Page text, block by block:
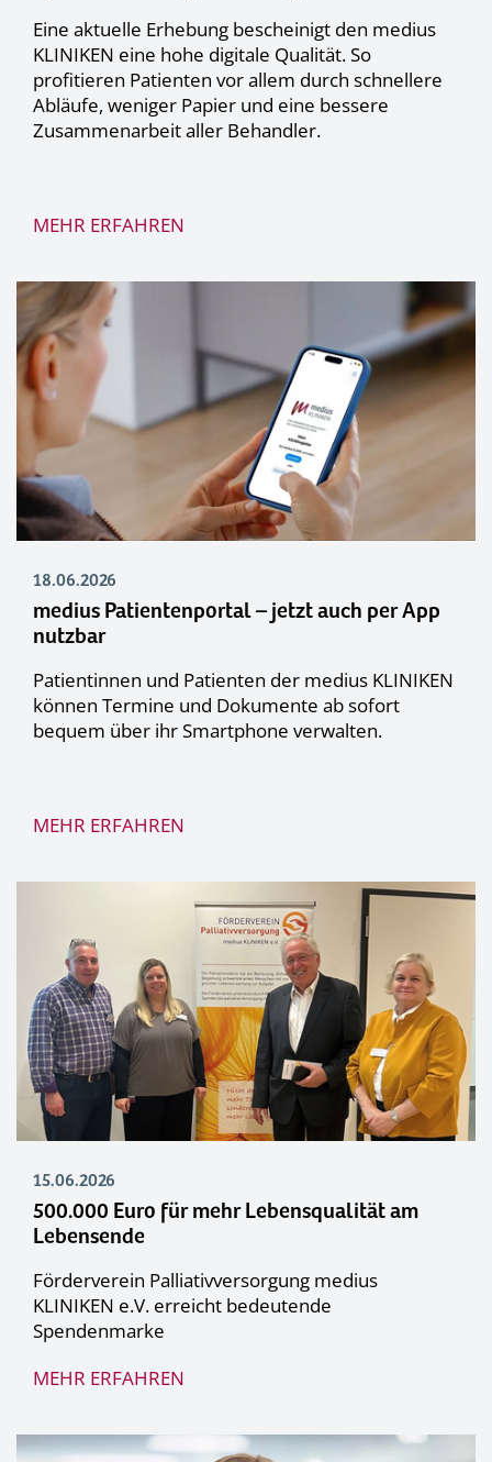
Eine aktuelle Erhebung bescheinigt den medius
KLINIKEN eine hohe digitale Qualität. So
profitieren Patienten vor allem durch schnellere
Abläufe, weniger Papier und eine bessere
Zusammenarbeit aller Behandler.
MEHR ERFAHREN
18.06.2026
medius Patientenportal – jetzt auch per App
nutzbar
Patientinnen und Patienten der medius KLINIKEN
können Termine und Dokumente ab sofort
bequem über ihr Smartphone verwalten.
MEHR ERFAHREN
15.06.2026
500.000 Euro für mehr Lebensqualität am
Lebensende
Förderverein Palliativversorgung medius
KLINIKEN e.V. erreicht bedeutende
Spendenmarke
MEHR ERFAHREN